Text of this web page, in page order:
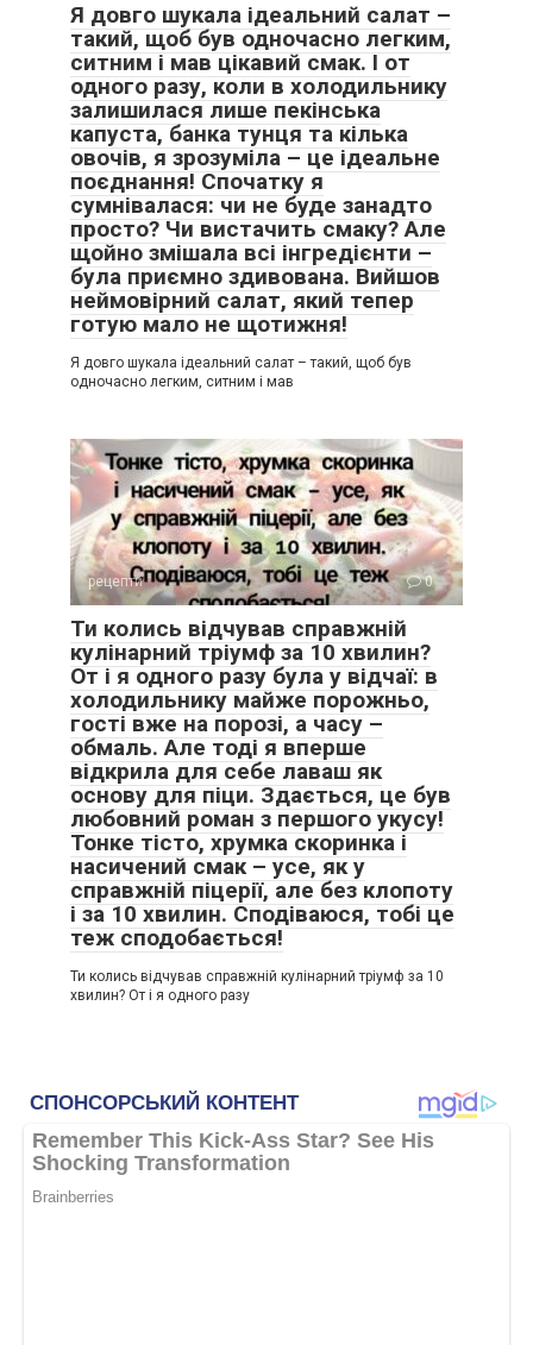
Я довго шукала ідеальний салат –
такий, щоб був одночасно легким,
ситним і мав цікавий смак. І от
одного разу, коли в холодильнику
залишилася лише пекінська
капуста, банка тунця та кілька
овочів, я зрозуміла – це ідеальне
поєднання! Спочатку я
сумнівалася: чи не буде занадто
просто? Чи вистачить смаку? Але
щойно змішала всі інгредієнти –
була приємно здивована. Вийшов
неймовірний салат, який тепер
готую мало не щотижня!
Я довго шукала ідеальний салат – такий, щоб був
одночасно легким, ситним і мав
рецепти 0
Ти колись відчував справжній
кулінарний тріумф за 10 хвилин?
От і я одного разу була у відчаї: в
холодильнику майже порожньо,
гості вже на порозі, а часу –
обмаль. Але тоді я вперше
відкрила для себе лаваш як
основу для піци. Здається, це був
любовний роман з першого укусу!
Тонке тісто, хрумка скоринка і
насичений смак – усе, як у
справжній піцерії, але без клопоту
і за 10 хвилин. Сподіваюся, тобі це
теж сподобається!
Ти колись відчував справжній кулінарний тріумф за 10
хвилин? От і я одного разу